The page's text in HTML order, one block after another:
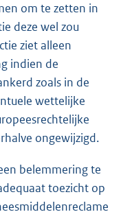
om te zetten in
deze wel zou
ziet alleen
indien de
zoals in de
wettelijke
ongewijzigd.
belemmering te
toezicht op